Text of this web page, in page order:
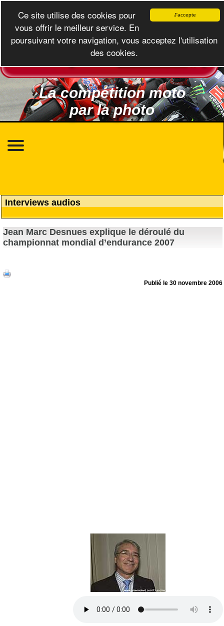
">
La compétition moto
par la photo
Interviews audios
Jean Marc Desnues explique le déroulé du
championnat mondial d’endurance 2007
Publié le 30 novembre 2006
J'accepte
Ce site utilise des cookies pour
vous offrir le meilleur service. En
poursuivant votre navigation, vous acceptez l'utilisation
des cookies.